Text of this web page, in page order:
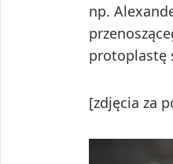
np.
protoplastę
[zdjęcia za